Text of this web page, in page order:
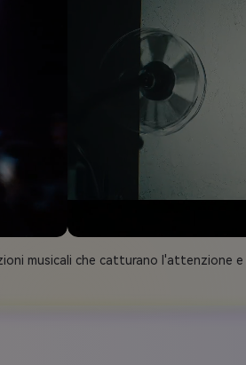
musicali che catturano l'attenzione